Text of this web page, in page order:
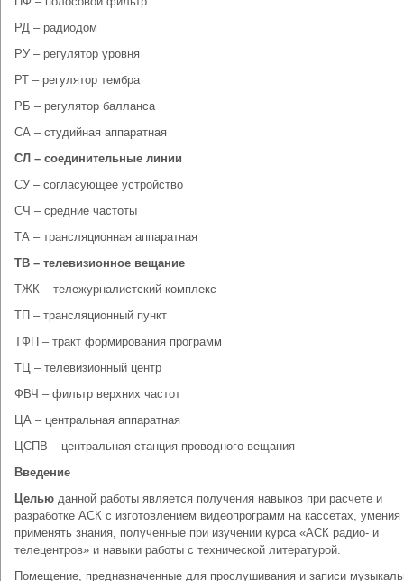
РД – радиодом
РУ – регулятор уровня
РТ – регулятор тембра
РБ – регулятор балланса
СА – студийная аппаратная
СЛ – соединительные линии
СУ – согласующее устройство
СЧ – средние частоты
ТА – трансляционная аппаратная
ТВ – телевизионное вещание
ТЖК – тележурналистский комплекс
ТП – трансляционный пункт
ТФП – тракт формирования программ
ТЦ – телевизионный центр
ФВЧ – фильтр верхних частот
ЦА – центральная аппаратная
ЦСПВ – центральная станция проводного вещания
Введение
Целью данной работы является получения навыков при расчете и
разработке АСК с изготовлением видеопрограмм на кассетах, умения
применять знания, полученные при изучении курса «АСК радио- и
телецентров» и навыки работы с технической литературой.
Помещение, предназначенные для прослушивания и записи